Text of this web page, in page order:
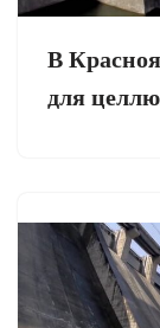
В
для